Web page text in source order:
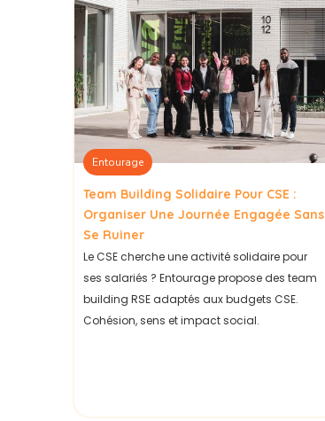
Entourage
Team Building Solidaire Pour CSE :
Organiser Une Journée Engagée Sans
Se Ruiner
Le CSE cherche une activité solidaire pour
ses salariés ? Entourage propose des team
building RSE adaptés aux budgets CSE.
Cohésion, sens et impact social.